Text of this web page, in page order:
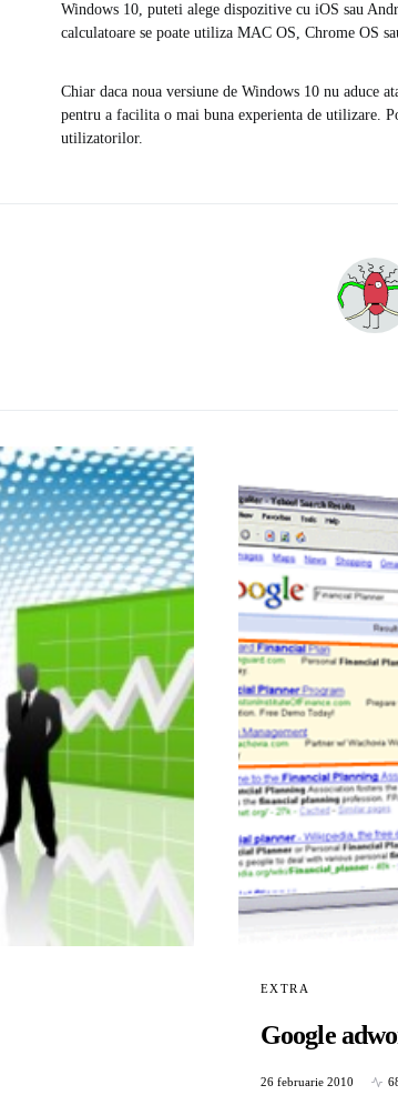
Windows 10, puteti alege dispozitive cu iOS sau
calculatoare se poate utiliza MAC OS, Chrome OS
Chiar daca noua versiune de Windows 10 nu aduce
pentru a facilita o mai buna experienta de utilizare.
utilizatorilor.
EXTRA
Google
26 februarie 2010